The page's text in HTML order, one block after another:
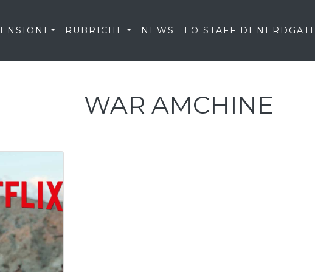
RUBRICHE NEWS LO STAFF DI
WAR AMCHINE